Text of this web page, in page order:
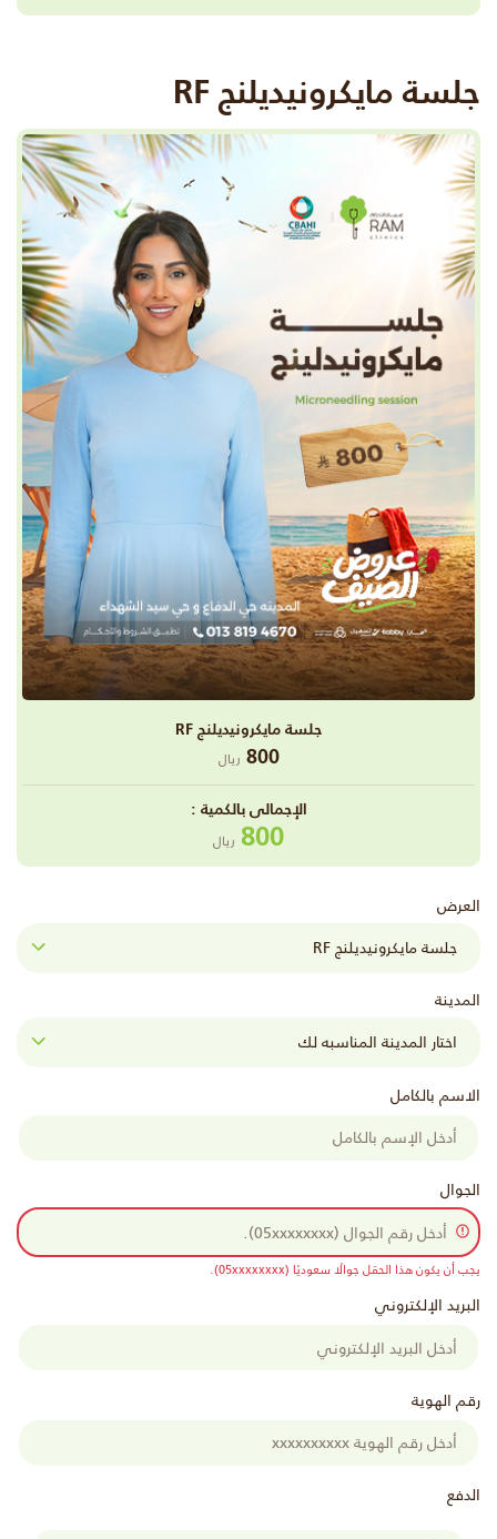
جلسة مايكرونيديلنج RF
العرض
المدينة
الاسم بالكامل
الجوال
يجب أن يكون هذا الحقل جوالًا سعوديًا (05xxxxxxxx).
البريد الإلكتروني
رقم الهوية
الدفع
جلسة مايكرونيديلنج RF
800 ريال
اﻹجمالى بالكمية :
800 ريال